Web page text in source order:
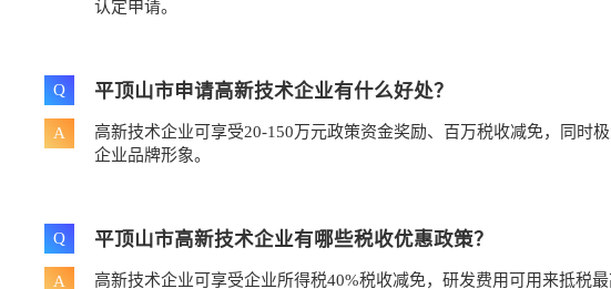
认定申请。
Q 平顶山市申请高新技术企业有什么好处？
A
高新技术企业可享受20-150万元政策资金奖励、百万税收减免，同时
企业品牌形象。
Q 平顶山市高新技术企业有哪些税收优惠政策？
A
高新技术企业可享受企业所得税40%税收减免，研发费用可用来抵税